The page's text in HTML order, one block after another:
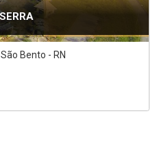
Bento - RN